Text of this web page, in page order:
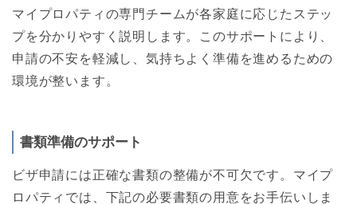
マイプロパティの専門チームが各家庭に応じたステッ
プを分かりやすく説明します。このサポートにより、
申請の不安を軽減し、気持ちよく準備を進めるための
環境が整います。
書類準備のサポート
ビザ申請には正確な書類の整備が不可欠です。マイプ
ロパティでは、下記の必要書類の用意をお手伝いしま